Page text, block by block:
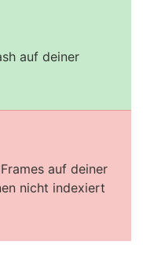
auf deiner
auf deiner
nicht indexiert